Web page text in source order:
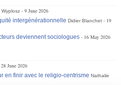
Wyplosz
9 June 2026
intergénérationnelle Didier Blanchet
19
deviennent sociologues
16 May 2026
28 June 2026
en finir avec le religio-centrisme Nathalie